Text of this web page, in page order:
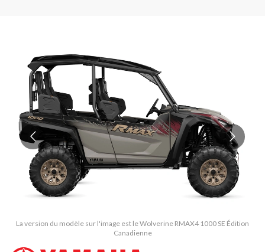
La version du modèle sur l'image est le Wolverine RMAX4 1000 SE Édition
Canadienne